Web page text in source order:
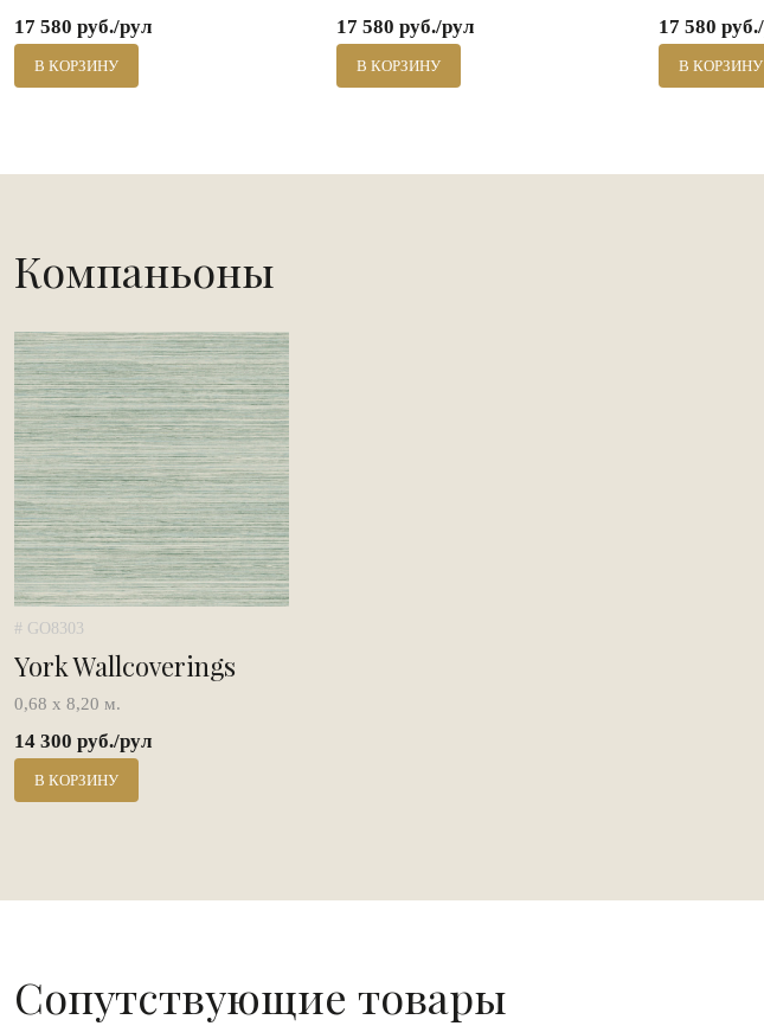
17 580 руб./рул
В КОРЗИНУ
17 580 руб./рул
В КОРЗИНУ
17 580
В КОРЗИНУ
Компаньоны
# GO8303
York Wallcoverings
0,68 х 8,20 м.
14 300 руб./рул
В КОРЗИНУ
Сопутствующие товары